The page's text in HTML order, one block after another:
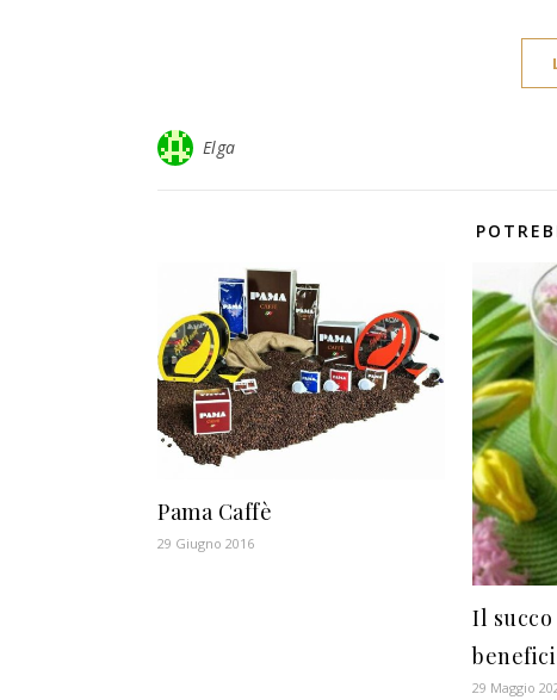
Elga
Pama Caffè
29 Giugno 2016
Il
benefici
29 Maggio